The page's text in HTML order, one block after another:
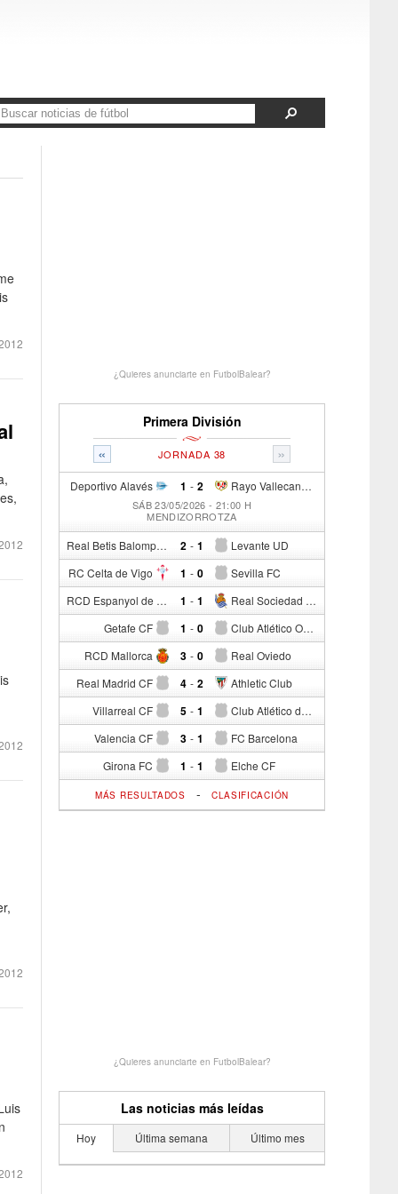
¿Quieres anunciarte en FutbolBalear?
Primera División
« »
JORNADA 38
Deportivo Alavés 1 - Rayo Vallecano de Madrid
2
SÁB 23/05/2026 - 21:00 H
MENDIZORROTZA
Real Betis Balompié 2 - Levante UD
1
RC Celta de Vigo 1 - Sevilla FC
0
RCD Espanyol de Barcelona 1 - Real Sociedad de Fútbol
1
Getafe CF 1 - Club Atlético Osasuna
0
RCD Mallorca 3 - Real Oviedo
0
Real Madrid CF 4 - Athletic Club
2
Villarreal CF 5 - Club Atlético de Madrid
1
Valencia CF 3 - FC Barcelona
1
Girona FC 1 - Elche CF
1
MÁS RESULTADOS - CLASIFICACIÓN
¿Quieres anunciarte en FutbolBalear?
Las noticias más leídas
Hoy Última semana Último mes